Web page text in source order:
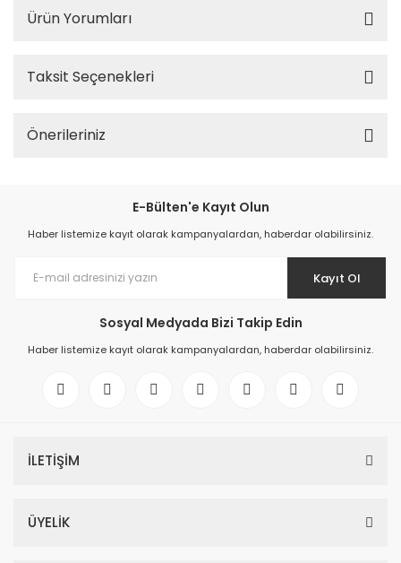
Ürün Yorumları
Taksit Seçenekleri
Önerileriniz
E-Bülten'e Kayıt Olun
Haber listemize kayıt olarak kampanyalardan, haberdar olabilirsiniz.
Kayıt Ol
Sosyal Medyada Bizi Takip Edin
Haber listemize kayıt olarak kampanyalardan, haberdar olabilirsiniz.
İLETİŞİM
ÜYELİK